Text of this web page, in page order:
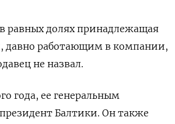
равных долях принадлежащая
работающим в компании,
не назвал.
года, ее генеральным
Балтики. Он также